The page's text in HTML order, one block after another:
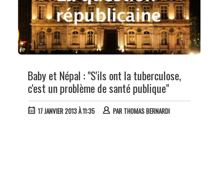
Baby et Népal : "S'ils ont la tuberculose,
c'est un problème de santé publique"
17 JANVIER 2013 À 11:35 PAR THOMAS BERNARDI